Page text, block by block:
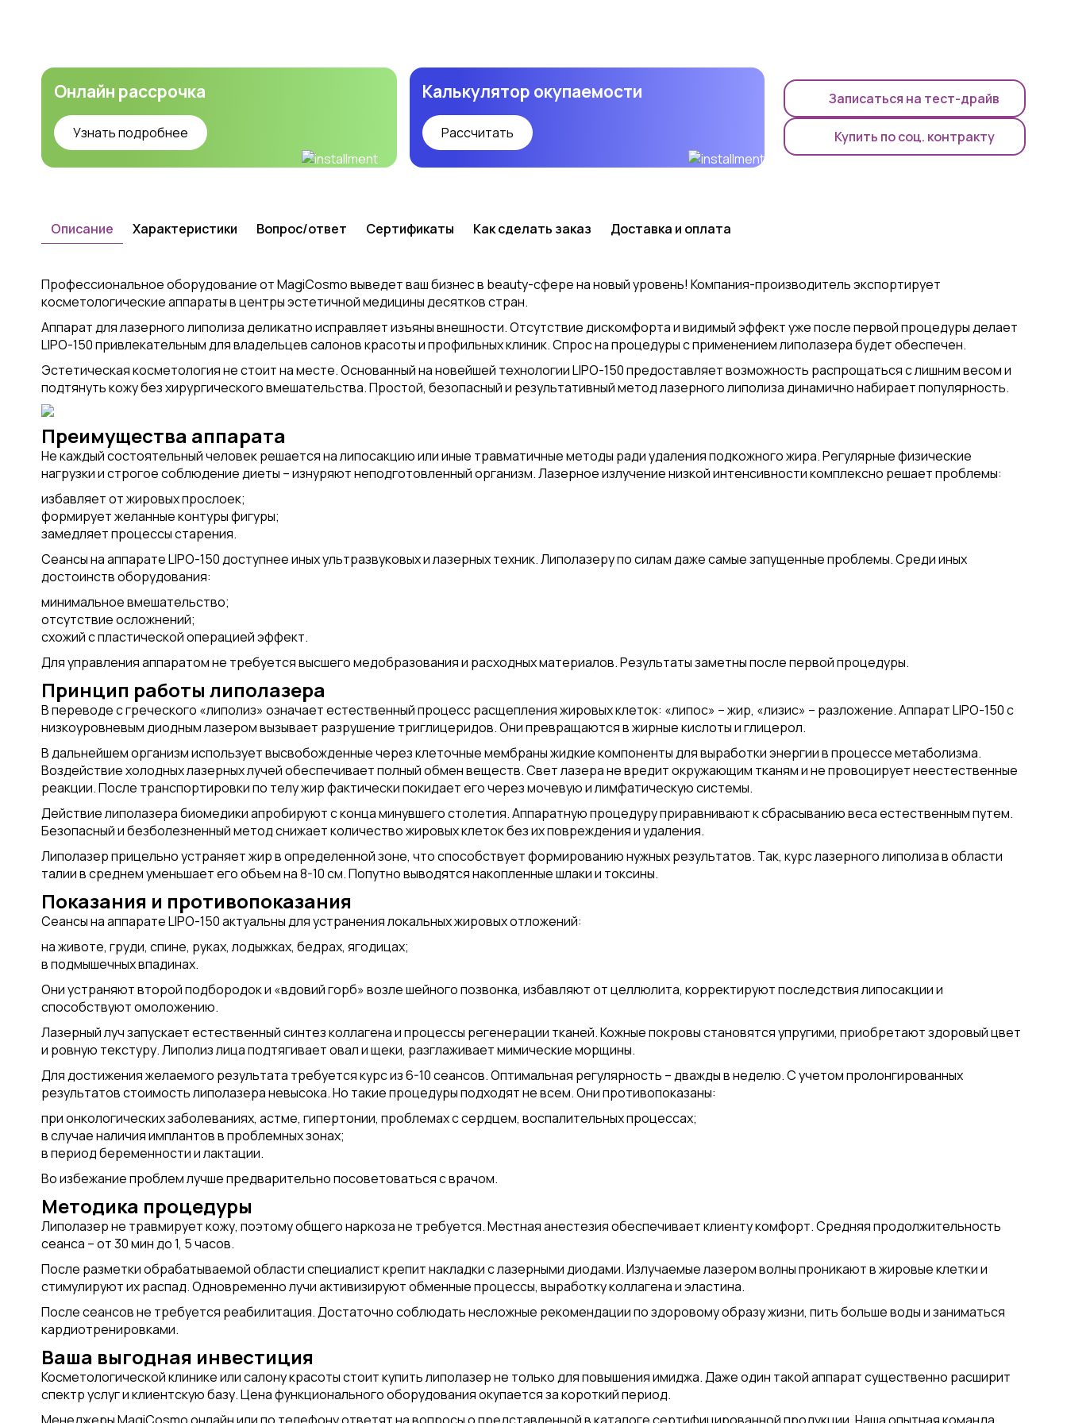
Онлайн рассрочка
Узнать подробнее
Калькулятор окупаемости
Рассчитать
Записаться на тест-драйв
Купить по соц. контракту
Описание Характеристики Вопрос/ответ Сертификаты Как сделать заказ Доставка и оплата
Профессиональное оборудование от MagiCosmo выведет ваш бизнес в beauty-сфере на новый уровень! Компания-производитель экспортирует
косметологические аппараты в центры эстетичной медицины десятков стран.
Аппарат для лазерного липолиза деликатно исправляет изъяны внешности. Отсутствие дискомфорта и видимый эффект уже после первой процедуры делает
LIPO-150 привлекательным для владельцев салонов красоты и профильных клиник. Спрос на процедуры с применением липолазера будет обеспечен.
Эстетическая косметология не стоит на месте. Основанный на новейшей технологии LIPO-150 предоставляет возможность распрощаться с лишним весом и
подтянуть кожу без хирургического вмешательства. Простой, безопасный и результативный метод лазерного липолиза динамично набирает популярность.
Преимущества аппарата
Не каждый состоятельный человек решается на липосакцию или иные травматичные методы ради удаления подкожного жира. Регулярные физические
нагрузки и строгое соблюдение диеты – изнуряют неподготовленный организм. Лазерное излучение низкой интенсивности комплексно решает проблемы:
избавляет от жировых прослоек;
формирует желанные контуры фигуры;
замедляет процессы старения.
Сеансы на аппарате LIPO-150 доступнее иных ультразвуковых и лазерных техник. Липолазеру по силам даже самые запущенные проблемы. Среди иных
достоинств оборудования:
минимальное вмешательство;
отсутствие осложнений;
схожий с пластической операцией эффект.
Для управления аппаратом не требуется высшего медобразования и расходных материалов. Результаты заметны после первой процедуры.
Принцип работы липолазера
В переводе с греческого «липолиз» означает естественный процесс расщепления жировых клеток: «липос» – жир, «лизис» – разложение. Аппарат LIPO-150 с
низкоуровневым диодным лазером вызывает разрушение триглицеридов. Они превращаются в жирные кислоты и глицерол.
В дальнейшем организм использует высвобожденные через клеточные мембраны жидкие компоненты для выработки энергии в процессе метаболизма.
Воздействие холодных лазерных лучей обеспечивает полный обмен веществ. Свет лазера не вредит окружающим тканям и не провоцирует неестественные
реакции. После транспортировки по телу жир фактически покидает его через мочевую и лимфатическую системы.
Действие липолазера биомедики апробируют с конца минувшего столетия. Аппаратную процедуру приравнивают к сбрасыванию веса естественным путем.
Безопасный и безболезненный метод снижает количество жировых клеток без их повреждения и удаления.
Липолазер прицельно устраняет жир в определенной зоне, что способствует формированию нужных результатов. Так, курс лазерного липолиза в области
талии в среднем уменьшает его объем на 8-10 см. Попутно выводятся накопленные шлаки и токсины.
Показания и противопоказания
Сеансы на аппарате LIPO-150 актуальны для устранения локальных жировых отложений:
на животе, груди, спине, руках, лодыжках, бедрах, ягодицах;
в подмышечных впадинах.
Они устраняют второй подбородок и «вдовий горб» возле шейного позвонка, избавляют от целлюлита, корректируют последствия липосакции и
способствуют омоложению.
Лазерный луч запускает естественный синтез коллагена и процессы регенерации тканей. Кожные покровы становятся упругими, приобретают здоровый цвет
и ровную текстуру. Липолиз лица подтягивает овал и щеки, разглаживает мимические морщины.
Для достижения желаемого результата требуется курс из 6-10 сеансов. Оптимальная регулярность – дважды в неделю. С учетом пролонгированных
результатов стоимость липолазера невысока. Но такие процедуры подходят не всем. Они противопоказаны:
при онкологических заболеваниях, астме, гипертонии, проблемах с сердцем, воспалительных процессах;
в случае наличия имплантов в проблемных зонах;
в период беременности и лактации.
Во избежание проблем лучше предварительно посоветоваться с врачом.
Методика процедуры
Липолазер не травмирует кожу, поэтому общего наркоза не требуется. Местная анестезия обеспечивает клиенту комфорт. Средняя продолжительность
сеанса – от 30 мин до 1, 5 часов.
После разметки обрабатываемой области специалист крепит накладки с лазерными диодами. Излучаемые лазером волны проникают в жировые клетки и
стимулируют их распад. Одновременно лучи активизируют обменные процессы, выработку коллагена и эластина.
После сеансов не требуется реабилитация. Достаточно соблюдать несложные рекомендации по здоровому образу жизни, пить больше воды и заниматься
кардиотренировками.
Ваша выгодная инвестиция
Косметологической клинике или салону красоты стоит купить липолазер не только для повышения имиджа. Даже один такой аппарат существенно расширит
спектр услуг и клиентскую базу. Цена функционального оборудования окупается за короткий период.